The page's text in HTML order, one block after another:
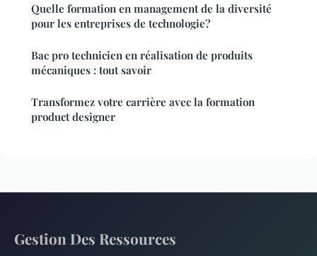
Quelle formation en management de la diversité
pour les entreprises de technologie?
Bac pro technicien en réalisation de produits
mécaniques : tout savoir
Transformez votre carrière avec la formation
product designer
Gestion Des Ressources